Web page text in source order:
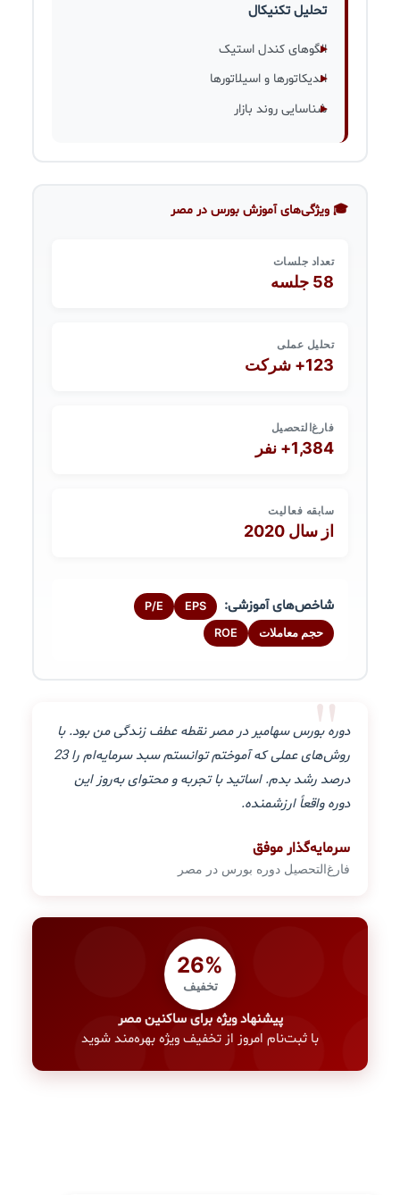
تحلیل تکنیکال
الگوهای کندل استیک
اندیکاتورها و اسیلاتورها
شناسایی روند بازار
🎓 ویژگی‌های آموزش بورس در مصر
تعداد جلسات
58 جلسه
تحلیل عملی
123+ شرکت
فارغ‌التحصیل
1,384+ نفر
سابقه فعالیت
از سال 2020
شاخص‌های آموزشی: EPS
P/E
حجم معاملات ROE
"
دوره بورس سهامیر در مصر نقطه عطف زندگی من بود. با
روش‌های عملی که آموختم توانستم سبد سرمایه‌ام را 23
درصد رشد بدم. اساتید با تجربه و محتوای به‌روز این
دوره واقعاً ارزشمنده.
سرمایه‌گذار موفق
فارغ‌التحصیل دوره بورس در مصر
26%
تخفیف
پیشنهاد ویژه برای ساکنین مصر
با ثبت‌نام امروز از تخفیف ویژه بهره‌مند شوید